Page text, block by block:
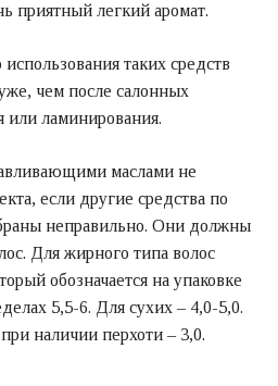
приятный легкий аромат.
использования таких средств
чем после салонных
или ламинирования.
маслами не
если другие средства по
неправильно. Они должны
Для жирного типа волос
обозначается на упаковке
5,5-6. Для сухих – 4,0-5,0.
наличии перхоти – 3,0.